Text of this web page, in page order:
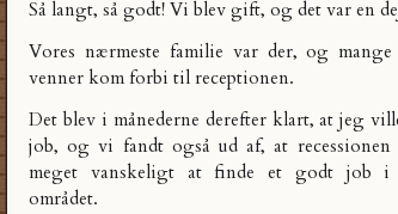
Så langt, så godt! Vi blev gift, og det var en
Vores nærmeste familie var der, og mange
venner kom forbi til receptionen.
Det blev i månederne derefter klart, at jeg
job, og vi fandt også ud af, at recessionen
meget vanskeligt at finde et godt job i
området.